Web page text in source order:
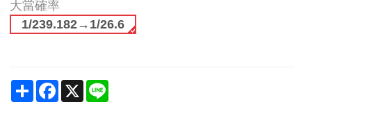
大當確率
1/239.182→1/26.6
ShareFacebook
X